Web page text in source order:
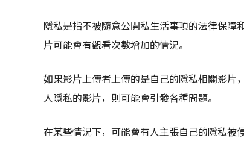
隱私是指不被隨意公開私生活事項的法律保
片可能會有觀看次數增加的情況。
如果影片上傳者上傳的是自己的隱私相關影片
人隱私的影片，則可能會引發各種問題。
在某些情況下，可能會有人主張自己的隱私被